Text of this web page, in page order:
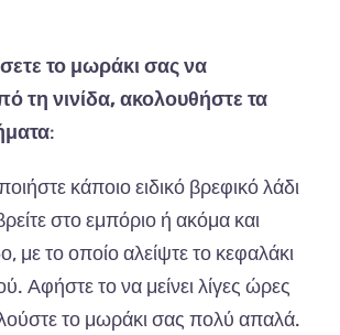
το μωράκι σας να
τη νινίδα, ακολουθήστε τα
:
οιήστε κάποιοειδικό βρεφικόλάδι
ρείτεστοεμπόριο ή ακόμα και
, μετοοποίοαλείψτετο κεφαλάκι
. Αφήστετονα μείνειλίγες ώρες
το μωράκισας πολύ απαλά.